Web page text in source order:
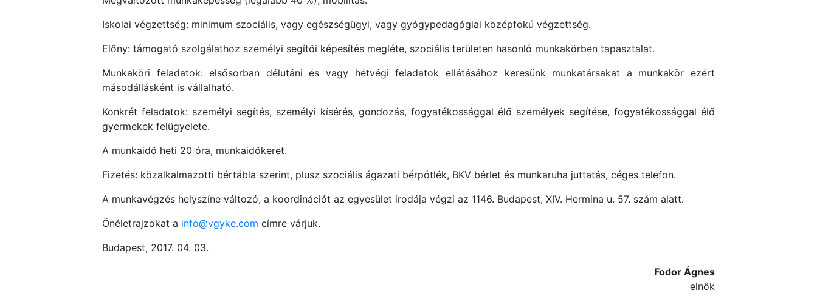
Iskolai végzettség: minimum szociális, vagy egészségügyi, vagy gyógypedagógiai középfokú végzettség.
Előny: támogató szolgálathoz személyi segítői képesítés megléte, szociális területen hasonló munkakörben tapasztalat.
Munkaköri feladatok: elsősorban délutáni és vagy hétvégi feladatok ellátásához keresünk munkatársakat a munkakör ezért
másodállásként is vállalható.
Konkrét feladatok: személyi segítés, személyi kísérés, gondozás, fogyatékossággal élő személyek segítése, fogyatékossággal élő
gyermekek felügyelete.
A munkaidő heti 20 óra, munkaidőkeret.
Fizetés: közalkalmazotti bértábla szerint, plusz szociális ágazati bérpótlék, BKV bérlet és munkaruha juttatás, céges telefon.
A munkavégzés helyszíne változó, a koordinációt az egyesület irodája végzi az 1146. Budapest, XIV. Hermina u. 57. szám alatt.
Önéletrajzokat a info@vgyke.com címre várjuk.
Budapest, 2017. 04. 03.
Fodor Ágnes
elnök